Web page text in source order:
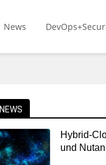
News
NEWS
Hybrid-
und